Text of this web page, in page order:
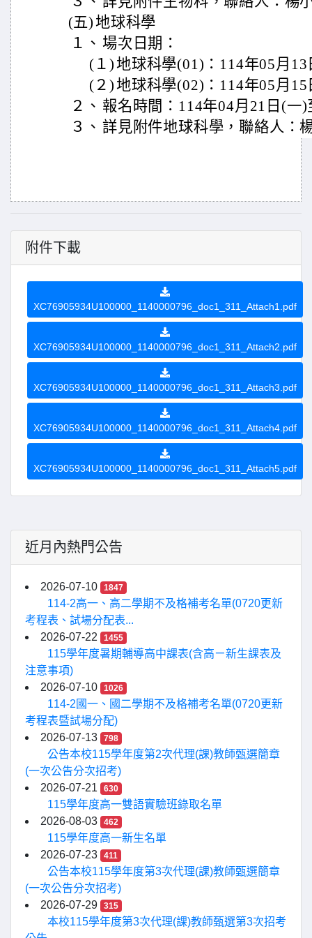
(五)地球科學
１、 場次日期：
(１)地球科學(01)：114年05月13
(２)地球科學(02)：114年05月15
２、 報名時間：114年04月21日(一
３、 詳見附件地球科學，聯絡人：
附件下載
XC76905934U100000_1140000796_doc1_311_Attach1.pdf
XC76905934U100000_1140000796_doc1_311_Attach2.pdf
XC76905934U100000_1140000796_doc1_311_Attach3.pdf
XC76905934U100000_1140000796_doc1_311_Attach4.pdf
XC76905934U100000_1140000796_doc1_311_Attach5.pdf
近月內熱門公告
2026-07-10 1847
114-2高一、高二學期不及格補考名單(0720更新
考程表、試場分配表...
2026-07-22
1455
115學年度暑期輔導高中課表(含高ㄧ新生課表及
注意事項)
2026-07-10
1026
114-2國一、國二學期不及格補考名單(0720更新
考程表暨試場分配)
2026-07-13
798
公告本校115學年度第2次代理(課)教師甄選簡章
(一次公告分次招考)
2026-07-21
630
115學年度高一雙語實驗班錄取名單
2026-08-03
462
115學年度高一新生名單
2026-07-23
411
公告本校115學年度第3次代理(課)教師甄選簡章
(一次公告分次招考)
2026-07-29
315
本校115學年度第3次代理(課)教師甄選第3次招考